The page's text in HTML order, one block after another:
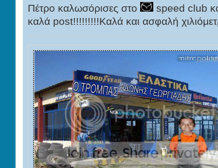
Πέτρο καλωσόρισες στο
speed club
καλά post!!!!!!!!!Καλά και ασφαλή